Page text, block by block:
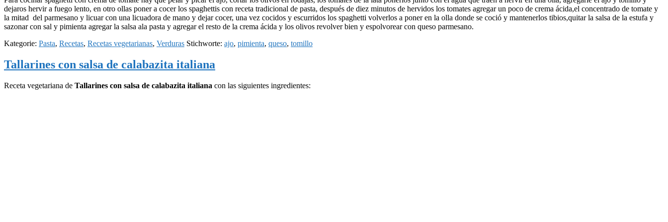
dejaros hervir a fuego lento, en otro ollas poner a cocer los spaghettis con receta tradicional de pasta, después de diez minutos de hervidos los tomates agregar un poco de crema ácida,el concentrado de tomate y
la mitad del parmesano y licuar con una licuadora de mano y dejar cocer, una vez cocidos y escurridos los spaghetti volverlos a poner en la olla donde se coció y mantenerlos tibios,quitar la salsa de la estufa y
sazonar con sal y pimienta agregar la salsa ala pasta y agregar el resto de la crema ácida y los olivos revolver bien y espolvorear con queso parmesano.
Kategorie: Pasta, Recetas, Recetas vegetarianas, Verduras Stichworte: ajo, pimienta, queso, tomillo
Tallarines con salsa de calabazita italiana
Receta vegetariana de Tallarines con salsa de calabazita italiana con las siguientes ingredientes: